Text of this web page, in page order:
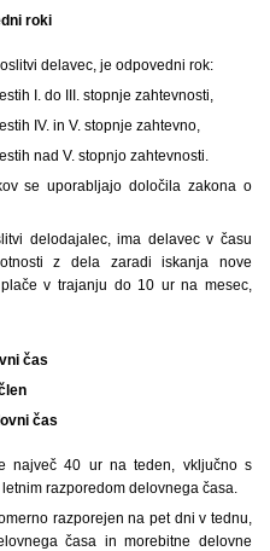
roki
delavec, je odpovedni rok:
I. do III. stopnje zahtevnosti,
IV. in V. stopnje zahtevno,
nad V. stopnjo zahtevnosti.
se uporabljajo določila zakona o
delodajalec, ima delavec v času
z dela zaradi iskanja nove
v trajanju do 10 ur na mesec,
čas
čas
največ 40 ur na teden, vključno s
razporedom delovnega časa.
razporejen na pet dni v tednu,
časa in morebitne delovne